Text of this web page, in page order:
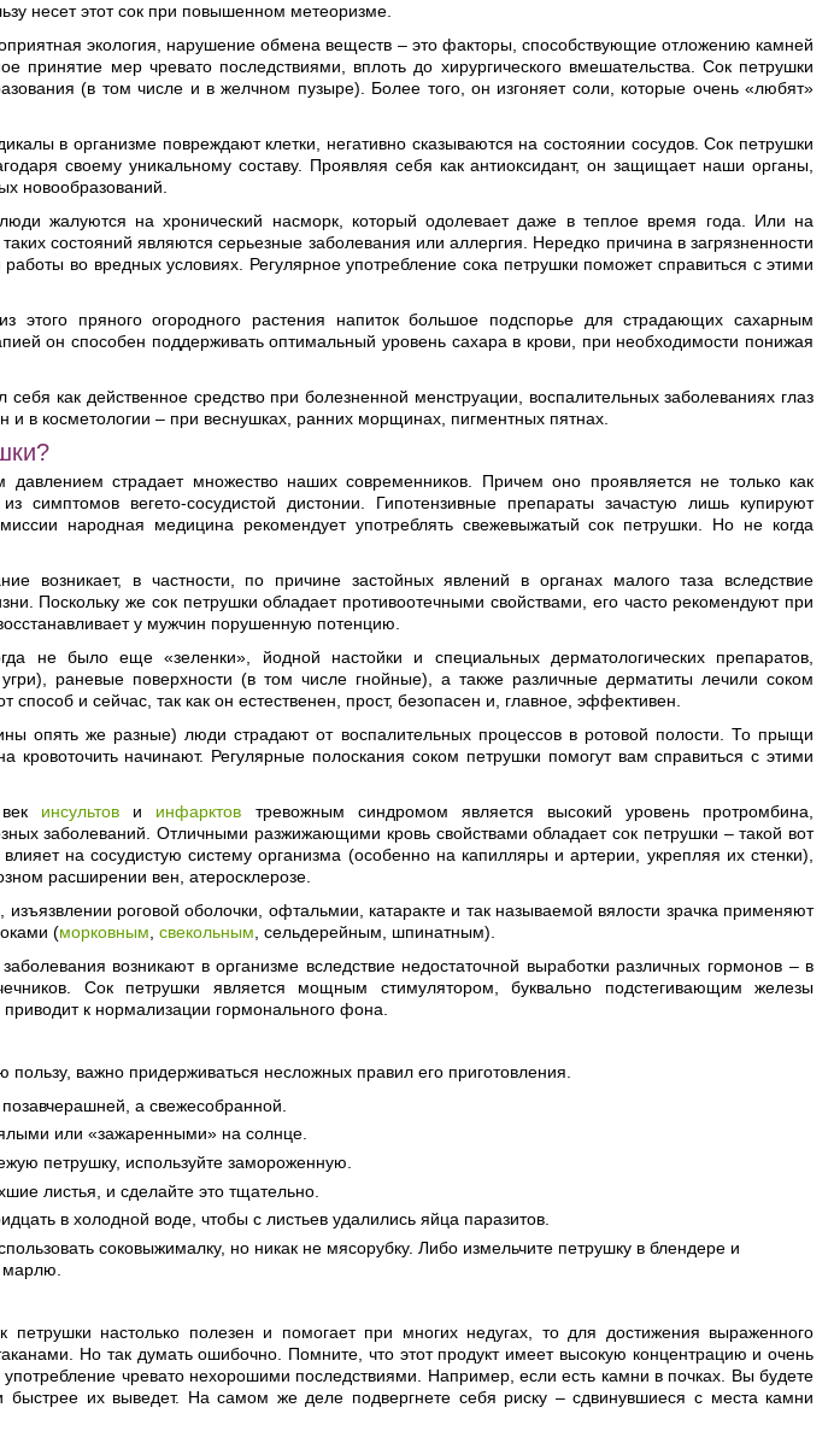
несет этот сок при повышенном метеоризме.
экология, нарушение обмена веществ – это факторы, способствующие отложению камней
принятие мер чревато последствиями, вплоть до хирургического вмешательства. Сок петрушки
(в том числе и в желчном пузыре). Более того, он изгоняет соли, которые очень «любят»
в организме повреждают клетки, негативно сказываются на состоянии сосудов. Сок петрушки
своему уникальному составу. Проявляя себя как антиоксидант, он защищает наши органы,
новообразований.
жалуются на хронический насморк, который одолевает даже в теплое время года. Или на
состояний являются серьезные заболевания или аллергия. Нередко причина в загрязненности
во вредных условиях. Регулярное употребление сока петрушки поможет справиться с этими
этого пряного огородного растения напиток большое подспорье для страдающих сахарным
он способен поддерживать оптимальный уровень сахара в крови, при необходимости понижая
себя как действенное средство при болезненной менструации, воспалительных заболеваниях глаз
и в косметологии – при веснушках, ранних морщинах, пигментных пятнах.
страдает множество наших современников. Причем оно проявляется не только как
симптомов вегето-сосудистой дистонии. Гипотензивные препараты зачастую лишь купируют
народная медицина рекомендует употреблять свежевыжатый сок петрушки. Но не когда
возникает, в частности, по причине застойных явлений в органах малого таза вследствие
Поскольку же сок петрушки обладает противоотечными свойствами, его часто рекомендуют при
у мужчин порушенную потенцию.
не было еще «зеленки», йодной настойки и специальных дерматологических препаратов,
раневые поверхности (в том числе гнойные), а также различные дерматиты лечили соком
способ и сейчас, так как он естественен, прост, безопасен и, главное, эффективен.
опять же разные) люди страдают от воспалительных процессов в ротовой полости. То прыщи
кровоточить начинают. Регулярные полоскания соком петрушки помогут вам справиться с этими
инсультов и инфарктов тревожным синдромом является высокий уровень протромбина,
заболеваний. Отличными разжижающими кровь свойствами обладает сок петрушки – такой вот
на сосудистую систему организма (особенно на капилляры и артерии, укрепляя их стенки),
расширении вен, атеросклерозе.
изъязвлении роговой оболочки, офтальмии, катаракте и так называемой вялости зрачка применяют
(морковным ,свекольным , сельдерейным, шпинатным).
возникают в организме вследствие недостаточной выработки различных гормонов – в
Сок петрушки является мощным стимулятором, буквально подстегивающим железы
к нормализации гормонального фона.
важно придерживаться несложных правил его приготовления.
а свежесобранной.
или «зажаренными» на солнце.
петрушку, используйте замороженную.
листья, и сделайте это тщательно.
в холодной воде, чтобы с листьев удалились яйца паразитов.
соковыжималку, но никак не мясорубку. Либо измельчите петрушку в блендере и
настолько полезен и помогает при многих недугах, то для достижения выраженного
Но так думать ошибочно. Помните, что этот продукт имеет высокую концентрацию и очень
употребление чревато нехорошими последствиями. Например, если есть камни в почках. Вы будете
быстрее их выведет. На самом же деле подвергнете себя риску – сдвинувшиеся с места камни